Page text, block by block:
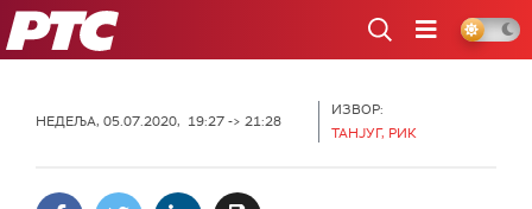
РТС
НЕДЕЉА, 05.07.2020, 19:27 -> 21:28
ИЗВОР:
ТАНЈУГ, РИК